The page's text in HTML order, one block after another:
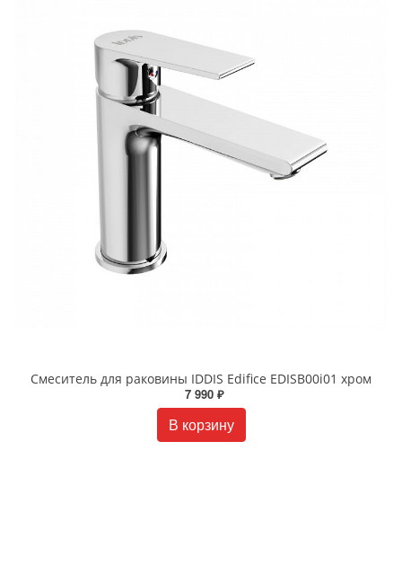
Смеситель для раковины IDDIS Edifice EDISB00i01 хром
7 990 ₽
В корзину